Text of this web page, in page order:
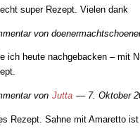
super Rezept. Vielen dank
von
ich heute nachgebacken – mit
von Jutta — 7. Oktober
Rezept. Sahne mit Amaretto